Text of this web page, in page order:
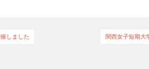
しました 関西女子短期大